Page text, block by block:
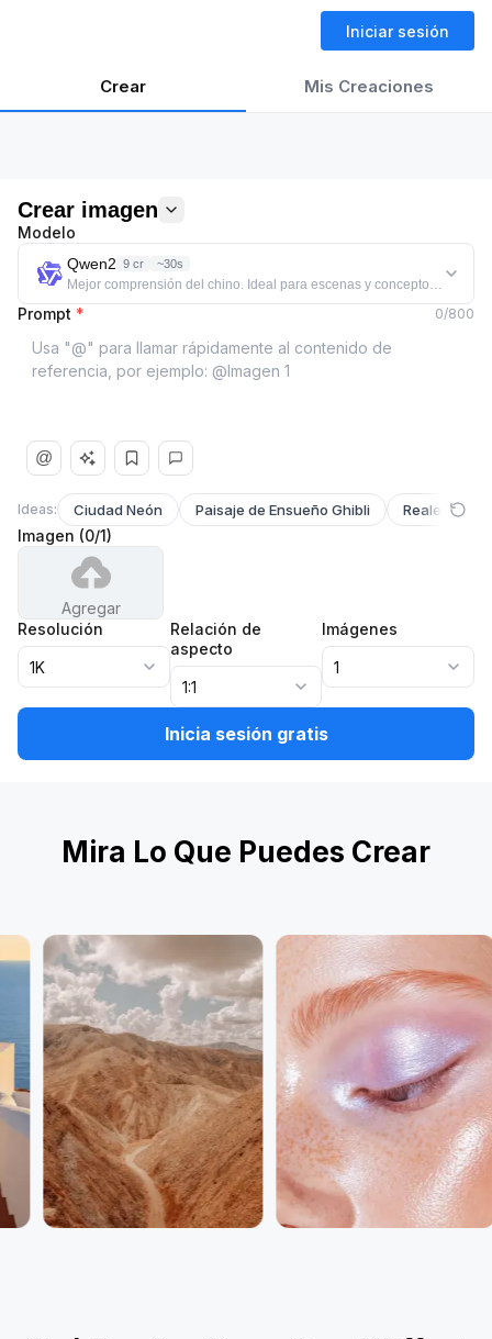
Iniciar sesión
Crear Mis Creaciones
Crear imagen
Modelo
Qwen2 9 cr ~30s
Mejor comprensión del chino. Ideal para escenas y conceptos
Prompt * 0/800
@
Ideas: Ciudad Neón Paisaje de Ensueño Ghibli Realeza de
Imagen (0/1)
Agregar
Resolución
1K
Relación de
aspecto
1:1
Imágenes
1
Inicia sesión gratis
Mira Lo Que Puedes Crear